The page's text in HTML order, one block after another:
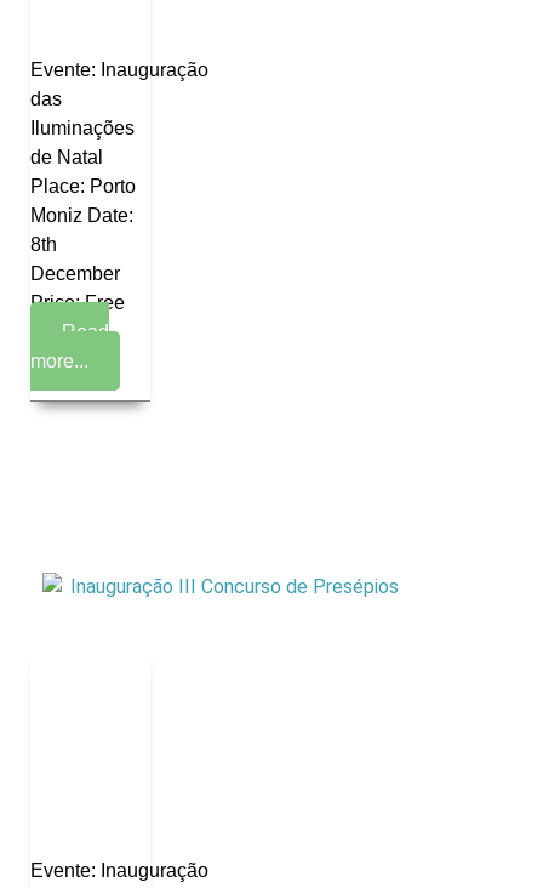
Evente: Inauguração
das
Iluminações
de Natal
Place: Porto
Moniz Date:
8th
December
Price: Free
Read
more...
Evente: Inauguração